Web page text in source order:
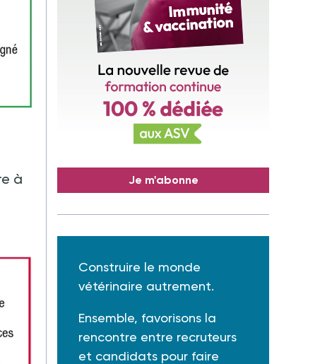
à
Je m'abonne
Construire le monde
vétérinaire autrement.
Ensemble, favorisons la
rencontre entre recruteurs
et candidats pour faire